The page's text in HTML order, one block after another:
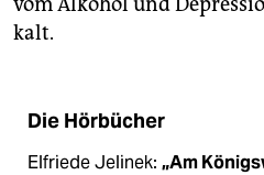
kalt.
Die Hörbücher
Elfriede Jelinek: „Am